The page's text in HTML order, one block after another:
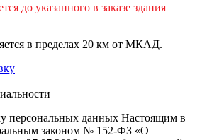
до указанного в заказе здания
в пределах 20 км от МКАД.
персональных данных Настоящим в
законом № 152-ФЗ «О